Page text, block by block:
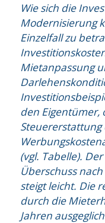
Wie sich die
Modernisierung
Einzelfall zu
Mietanpassung
den Eigentümer,
(vgl. Tabelle).
Überschuss
steigt leicht. Die
durch die
Jahren